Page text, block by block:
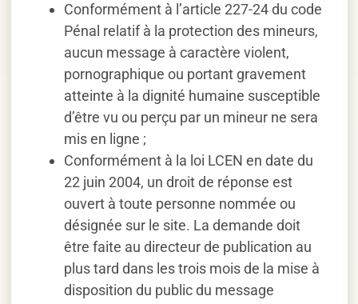
Conformément à l’article 227-24 du code
Pénal relatif à la protection des mineurs,
aucun message à caractère violent,
pornographique ou portant gravement
atteinte à la dignité humaine susceptible
d’être vu ou perçu par un mineur ne sera
mis en ligne ;
Conformément à la loi LCEN en date du
22 juin 2004, un droit de réponse est
ouvert à toute personne nommée ou
désignée sur le site. La demande doit
être faite au directeur de publication au
plus tard dans les trois mois de la mise à
disposition du public du message